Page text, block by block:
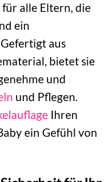
alle Eltern, die
ein
aus
bietet sie
und
und Pflegen.
Ihren
ein Gefühl von